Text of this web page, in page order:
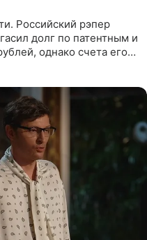
Российский рэпер
долг по патентным и
однако счета его